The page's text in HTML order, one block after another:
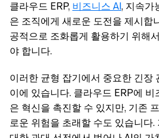
클라우드 ERP, 비즈니스 AI , 지속가
은 조직에게 새로운 도전을 제시합
공적으로 조화롭게 활용하기 위해
야 합니다.
이러한 균형 잡기에서 중요한 긴장
이에 있습니다. 클라우드 ERP에 비
은 혁신을 촉진할 수 있지만, 기존
로운 위험을 초래할 수도 있습니다.